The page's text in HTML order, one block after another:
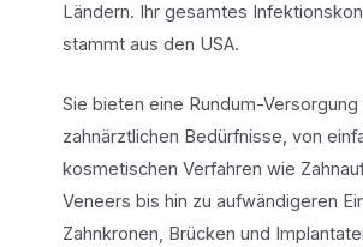
Ländern. Ihr gesamtes
stammt aus den USA.
Sie bieten eine Rundum-Versorgung
zahnärztlichen Bedürfnisse, von
kosmetischen Verfahren wie
Veneers bis hin zu aufwändigeren
Zahnkronen, Brücken und